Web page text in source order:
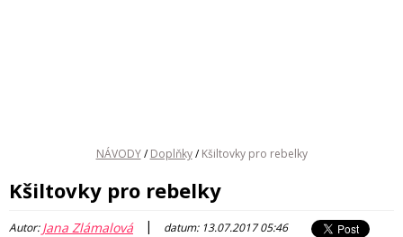
NÁVODY / Doplňky / Kšiltovky pro rebelky
Kšiltovky pro rebelky
Autor:Jana Zlámalová | datum: 13.07.2017 05:46